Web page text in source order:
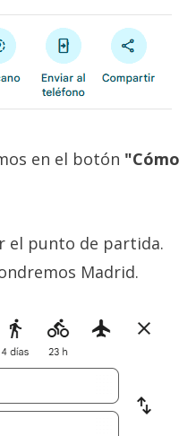
en el botón "Cómo
el punto de partida.
Madrid.